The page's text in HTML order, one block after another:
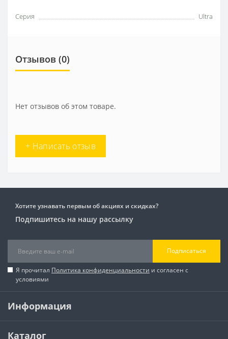
Серия Ultra
Отзывов (0)
Нет отзывов об этом товаре.
+ Написать отзыв
Хотите узнавать первым об акциях и скидках?
Подпишитесь на нашу рассылку
Подписаться
Я прочитал Политика конфиденциальности и согласен с
условиями
Информация
Каталог